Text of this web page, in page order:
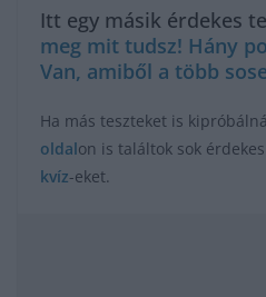
Itt egy másik érdekes
meg mit tudsz! Hány
Van, amiből a több
Ha más teszteket is
oldalon is találtok sok
kvíz-eket.